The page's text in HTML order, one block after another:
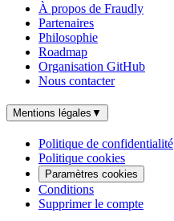
À propos de Fraudly
Partenaires
Philosophie
Roadmap
Organisation GitHub
Nous contacter
Mentions légales ▼
Politique de confidentialité
Politique cookies
Paramètres cookies
Conditions
Supprimer le compte